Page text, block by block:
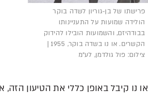
פרישתו של בן-גוריון לשדה בוקר
הולידה שמועות על התעניינותו
בבודהיזם, והשמועות הובילו להידוק
הקשרים. או נו בשדה בוקר, 1955 |
צילום: פול גולדמן, לע"מ
או נו קיבל באופן כללי את הטיעון הזה,